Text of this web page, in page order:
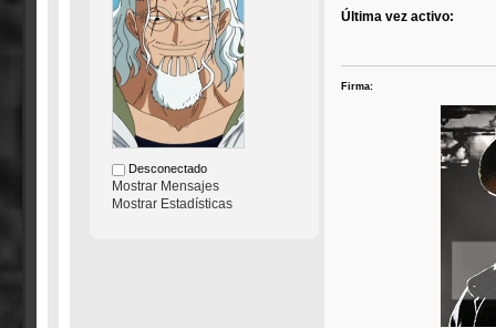
Desconectado
Mostrar Mensajes
Mostrar Estadísticas
Última vez activo:
Firma: